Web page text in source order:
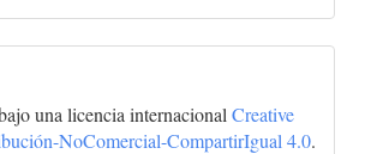
una licencia internacional Creative
NoComercial-CompartirIgual 4.0.